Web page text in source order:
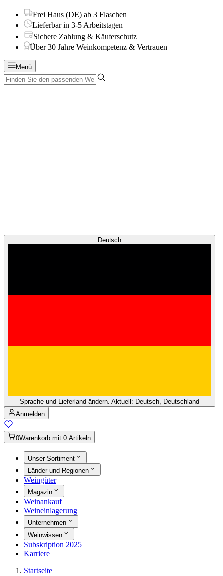
Frei Haus (DE) ab 3 Flaschen
Lieferbar in 3-5 Arbeitstagen
Sichere Zahlung & Käuferschutz
Über 30 Jahre Weinkompetenz & Vertrauen
Menü
Deutsch
Sprache und Lieferland ändern. Aktuell: Deutsch, Deutschland
Anmelden
0Warenkorb mit 0 Artikeln
Unser Sortiment
Länder und Regionen
Weingüter
Magazin
Weinankauf
Weineinlagerung
Unternehmen
Weinwissen
Subskription 2025
Karriere
Startseite